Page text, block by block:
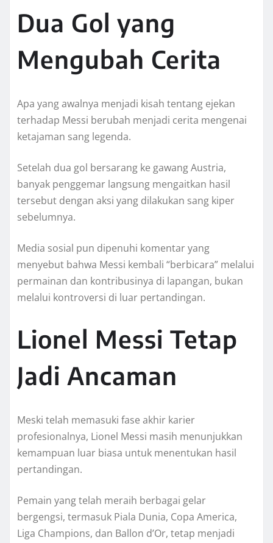
Dua Gol yang
Mengubah Cerita
Apa yang awalnya menjadi kisah tentang ejekan
terhadap Messi berubah menjadi cerita mengenai
ketajaman sang legenda.
Setelah dua gol bersarang ke gawang Austria,
banyak penggemar langsung mengaitkan hasil
tersebut dengan aksi yang dilakukan sang kiper
sebelumnya.
Media sosial pun dipenuhi komentar yang
menyebut bahwa Messi kembali “berbicara” melalui
permainan dan kontribusinya di lapangan, bukan
melalui kontroversi di luar pertandingan.
Lionel Messi Tetap
Jadi Ancaman
Meski telah memasuki fase akhir karier
profesionalnya, Lionel Messi masih menunjukkan
kemampuan luar biasa untuk menentukan hasil
pertandingan.
Pemain yang telah meraih berbagai gelar
bergengsi, termasuk Piala Dunia, Copa America,
Liga Champions, dan Ballon d’Or, tetap menjadi